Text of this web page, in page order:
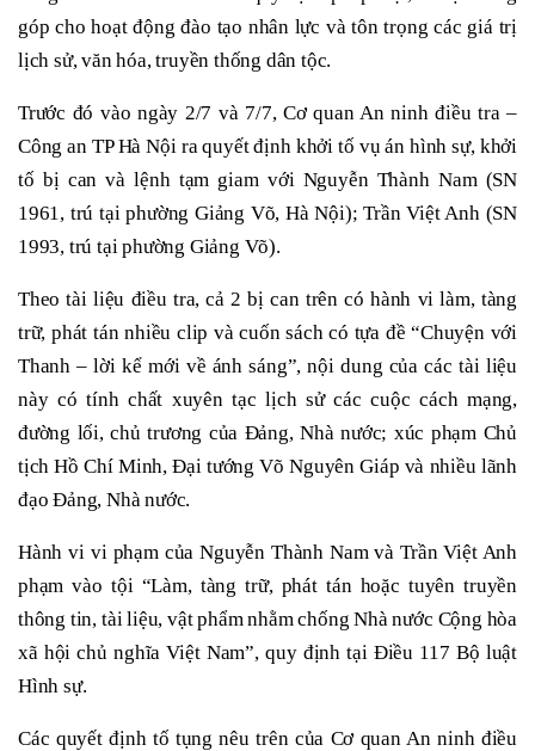
góp cho hoạt động đào tạo nhân lực và tôn trọng các giá trị
lịch sử, văn hóa, truyền thống dân tộc.
Trước đó vào ngày 2/7 và 7/7, Cơ quan An ninh điều tra –
Công an TP Hà Nội ra quyết định khởi tố vụ án hình sự, khởi
tố bị can và lệnh tạm giam với Nguyễn Thành Nam (SN
1961, trú tại phường Giảng Võ, Hà Nội); Trần Việt Anh (SN
1993, trú tại phường Giảng Võ).
Theo tài liệu điều tra, cả 2 bị can trên có hành vi làm, tàng
trữ, phát tán nhiều clip và cuốn sách có tựa đề “Chuyện với
Thanh – lời kể mới về ánh sáng”, nội dung của các tài liệu
này có tính chất xuyên tạc lịch sử các cuộc cách mạng,
đường lối, chủ trương của Đảng, Nhà nước; xúc phạm Chủ
tịch Hồ Chí Minh, Đại tướng Võ Nguyên Giáp và nhiều lãnh
đạo Đảng, Nhà nước.
Hành vi vi phạm của Nguyễn Thành Nam và Trần Việt Anh
phạm vào tội “Làm, tàng trữ, phát tán hoặc tuyên truyền
thông tin, tài liệu, vật phẩm nhằm chống Nhà nước Cộng hòa
xã hội chủ nghĩa Việt Nam”, quy định tại Điều 117 Bộ luật
Hình sự.
Các quyết định tố tụng nêu trên của Cơ quan An ninh điều